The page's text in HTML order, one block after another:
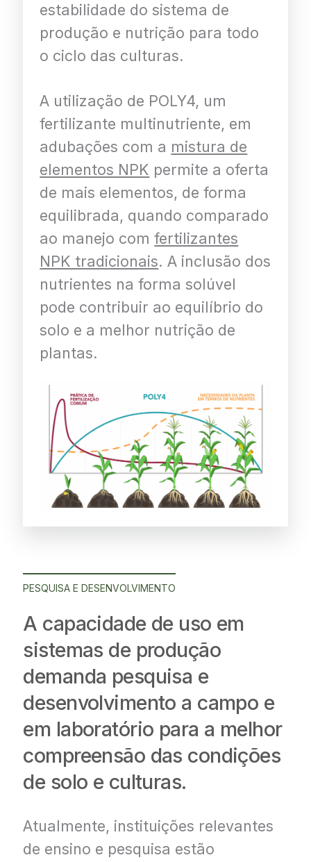
estabilidade do sistema de
produção e nutrição para todo
o ciclo das culturas.
A utilização de POLY4, um
fertilizante multinutriente, em
adubações com a mistura de
elementos NPK permite a oferta
de mais elementos, de forma
equilibrada, quando comparado
ao manejo comfertilizantes
NPK tradicionais. A inclusão dos
nutrientes na forma solúvel
pode contribuir ao equilíbrio do
solo e a melhor nutrição de
plantas.
PESQUISA E DESENVOLVIMENTO
A capacidade de uso em
sistemas de produção
demanda pesquisa e
desenvolvimento a campo e
em laboratório para a melhor
compreensão das condições
de solo e culturas.
Atualmente, instituições relevantes
de ensino e pesquisa estão